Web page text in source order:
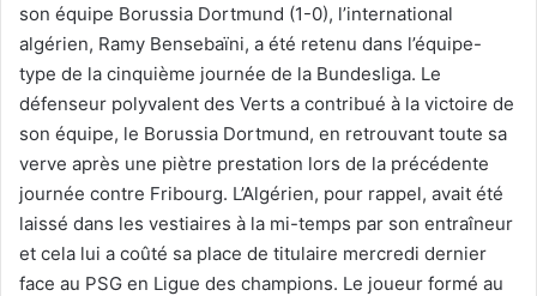
son équipe Borussia Dortmund (1-0), l’international
algérien, Ramy Bensebaïni, a été retenu dans l’équipe-
type de la cinquième journée de la Bundesliga. Le
défenseur polyvalent des Verts a contribué à la victoire de
son équipe, le Borussia Dortmund, en retrouvant toute sa
verve après une piètre prestation lors de la précédente
journée contre Fribourg. L’Algérien, pour rappel, avait été
laissé dans les vestiaires à la mi-temps par son entraîneur
et cela lui a coûté sa place de titulaire mercredi dernier
face au PSG en Ligue des champions. Le joueur formé au